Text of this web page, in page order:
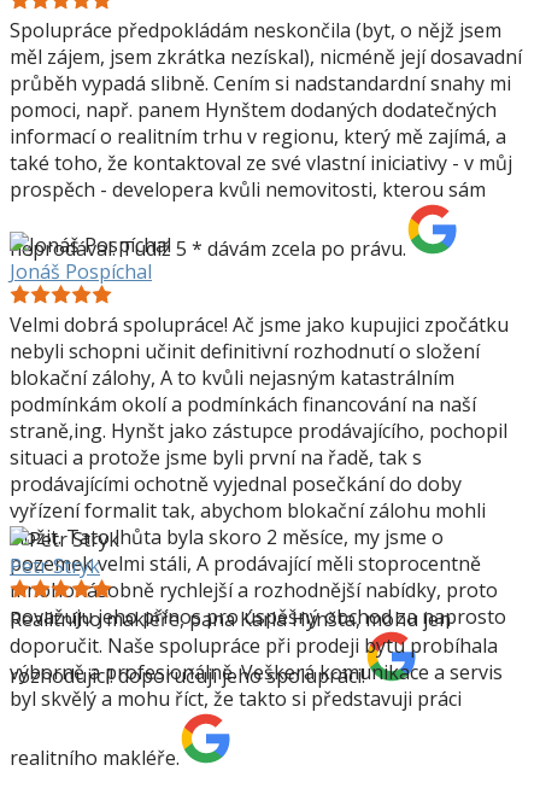
Spolupráce předpokládám neskončila (byt, o nějž jsem
měl zájem, jsem zkrátka nezískal), nicméně její dosavadní
průběh vypadá slibně. Cením si nadstandardní snahy mi
pomoci, např. panem Hynštem dodaných dodatečných
informací o realitním trhu v regionu, který mě zajímá, a
také toho, že kontaktoval ze své vlastní iniciativy - v můj
prospěch - developera kvůli nemovitosti, kterou sám
neprodával. Tudíž 5 * dávám zcela po právu.
Jonáš Pospíchal
Velmi dobrá spolupráce! Ač jsme jako kupujici zpočátku
nebyli schopni učinit definitivní rozhodnutí o složení
blokační zálohy, A to kvůli nejasným katastrálním
podmínkám okolí a podmínkách financování na naší
straně,ing. Hynšt jako zástupce prodávajícího, pochopil
situaci a protože jsme byli první na řadě, tak s
prodávajícími ochotně vyjednal posečkání do doby
vyřízení formalit tak, abychom blokační zálohu mohli
složit. Tato lhůta byla skoro 2 měsíce, my jsme o
pozemek velmi stáli, A prodávající měli stoprocentně
mnohonásobně rychlejší a rozhodnější nabídky, proto
považuju jeho přínos pro úspěšný obchod za naprosto
rozhodující! doporučuji jeho spolupráci!
Petr Stryk
Realitního makléře, pana Karla Hynšta, mohu jen
doporučit. Naše spolupráce při prodeji bytu probíhala
výborně a profesionálně. Veškerá komunikace a servis
byl skvělý a mohu říct, že takto si představuji práci
realitního makléře.